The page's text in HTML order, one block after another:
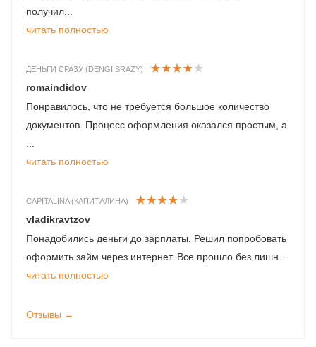
получил...
читать полностью
ДЕНЬГИ СРАЗУ (DENGI SRAZY)
romaindidov
Понравилось, что не требуется большое количество
документов. Процесс оформления оказался простым, а
...
читать полностью
CAPITALINA (КАПИТАЛИНА)
vladikravtzov
Понадобились деньги до зарплаты. Решил попробовать
оформить займ через интернет. Все прошло без лишн...
читать полностью
Отзывы →